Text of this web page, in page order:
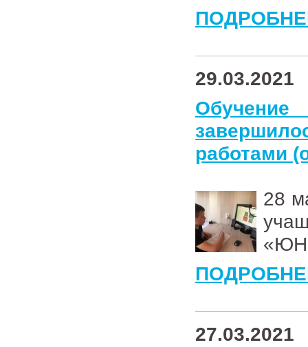
29.03.2021
работами
28
27.03.2021